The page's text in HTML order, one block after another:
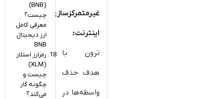
غیرمتمرکزسازی
اینترنت:
ترون با
هدف حذف
واسطه‌ها در
(BNB)
چیست؟
معرفی کامل
ارز دیجیتال
BNB
رمزارز استلار
(XLM)
چیست و
چگونه کار
می‌کند؟